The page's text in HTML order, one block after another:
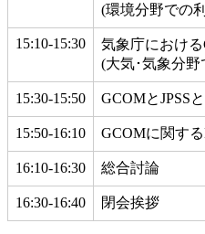
(環境分野での
15:10-15:30
気象庁におけ
(大気･気象分野
15:30-15:50 GCOMとJPSS
15:50-16:10 GCOMに関す
16:10-16:30 総合討論
16:30-16:40 閉会挨拶